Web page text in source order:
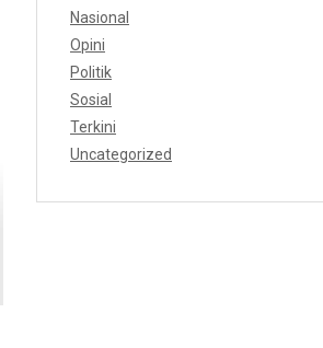
Nasional
Opini
Politik
Sosial
Terkini
Uncategorized